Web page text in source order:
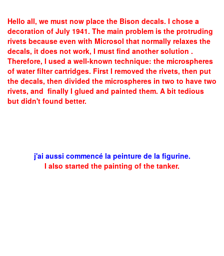
Hello all, we must now place the Bison decals. I chose a
decoration of July 1941. The main problem is the protruding
rivets because even with Microsol that normally relaxes the
decals, it does not work, I must find another solution .
Therefore, I used a well-known technique: the microspheres
of water filter cartridges. First I removed the rivets, then put
the decals, then divided the microspheres in two to have two
rivets, and finally I glued and painted them. A bit tedious
but didn't found better.
j'ai aussi commencé la peinture de la figurine.
I also started the painting of the tanker.